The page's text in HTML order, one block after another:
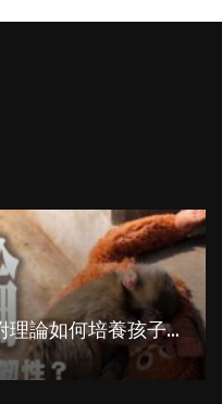
從
小獼猴Panchi 看：依附理論如何培養孩子心理韌性？